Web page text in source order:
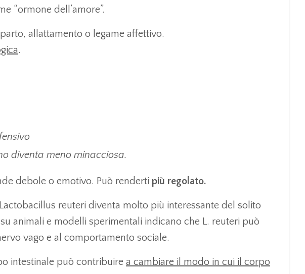
“ormone dell’amore”.
allattamento o legame affettivo.
.
diventa meno minacciosa.
debole o emotivo. Può renderti più regolato.
reuteri diventa molto più interessante del solito
animali e modelli sperimentali indicano che L. reuteri può
vago e al comportamento sociale.
intestinale può contribuire a cambiare il modo in cui il corpo